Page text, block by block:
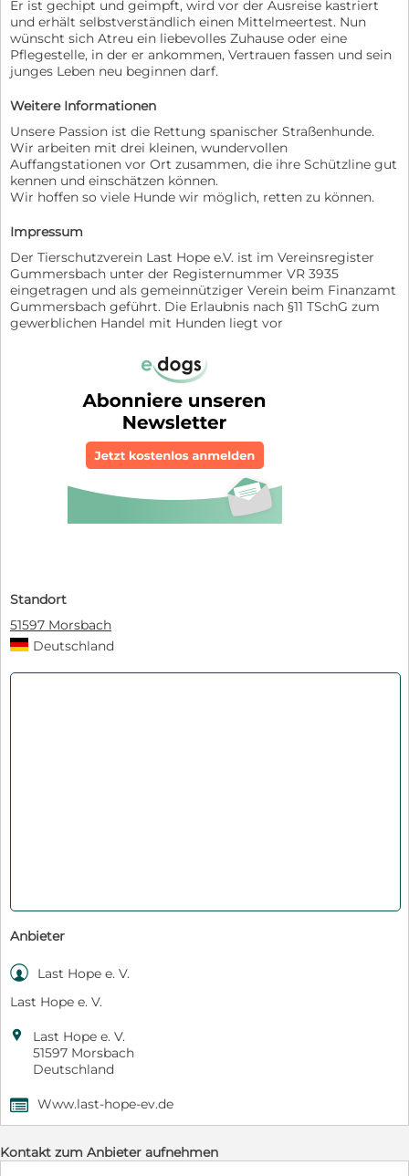
Er ist gechipt und geimpft, wird vor der Ausreise kastriert
und erhält selbstverständlich einen Mittelmeertest. Nun
wünscht sich Atreu ein liebevolles Zuhause oder eine
Pflegestelle, in der er ankommen, Vertrauen fassen und sein
junges Leben neu beginnen darf.
Weitere Informationen
Unsere Passion ist die Rettung spanischer Straßenhunde.
Wir arbeiten mit drei kleinen, wundervollen
Auffangstationen vor Ort zusammen, die ihre Schützline gut
kennen und einschätzen können.
Wir hoffen so viele Hunde wir möglich, retten zu können.
Impressum
Der Tierschutzverein Last Hope e.V. ist im Vereinsregister
Gummersbach unter der Registernummer VR 3935
eingetragen und als gemeinnütziger Verein beim Finanzamt
Gummersbach geführt. Die Erlaubnis nach §11 TSchG zum
gewerblichen Handel mit Hunden liegt vor
Standort
51597 Morsbach
Deutschland
Anbieter

Last Hope e. V.
Last Hope e. V.

Last Hope e. V.
51597 Morsbach
Deutschland
, Www.last-hope-ev.de
Kontakt zum Anbieter aufnehmen